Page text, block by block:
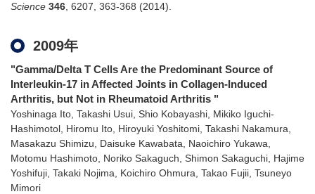
Science 346 6207 363-368 (2014)
2009年
"Gamma/Delta T Cells Are the Predominant Source of
Interleukin-17 in Affected Joints in Collagen-Induced
Arthritis, but Not in Rheumatoid Arthritis "
Yoshinaga Ito, Takashi Usui, Shio Kobayashi, Mikiko Iguchi-
Hashimotol, Hiromu Ito, Hiroyuki Yoshitomi, Takashi Nakamura,
Masakazu Shimizu, Daisuke Kawabata, Naoichiro Yukawa,
Motomu Hashimoto, Noriko Sakaguch, Shimon Sakaguchi, Hajime
Yoshifuji, Takaki Nojima, Koichiro Ohmura, Takao Fujii, Tsuneyo
Mimori